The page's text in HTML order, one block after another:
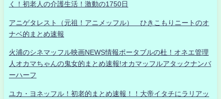
く！初老人の介護生活！激動の1750日
アニゲタレスト（元祖！アニメッフル） ひきこもりニートのオ
ナベ的まとめ速報
火浦のシネマッフル映画NEWS情報ポータブルの杜！オネエ管理
人オカマちゃんの鬼女的まとめ速報!オカマッフルアタックナンバ
ーハーフ
ユカ・ヨネッフル！初老的まとめ速報！！大帝イタチにラリアッ